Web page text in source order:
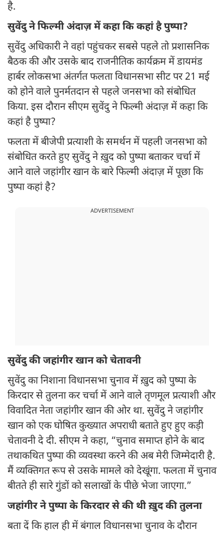
है.
सुवेंदु ने फिल्मी अंदाज़ में कहा कि कहां है पुष्पा?
सुवेंदु अधिकारी ने वहां पहुंचकर सबसे पहले तो प्रशासनिक
बैठक की और उसके बाद राजनीतिक कार्यक्रम में डायमंड
हार्बर लोकसभा अंतर्गत फलता विधानसभा सीट पर 21 मई
को होने वाले पुनर्मतदान से पहले जनसभा को संबोधित
किया. इस दौरान सीएम सुवेंदु ने फिल्मी अंदाज़ में कहा कि
कहां है पुष्पा?
फलता में बीजेपी प्रत्याशी के समर्थन में पहली जनसभा को
संबोधित करते हुए सुवेंदु ने ख़ुद को पुष्पा बताकर चर्चा में
आने वाले जहांगीर खान के बारे फिल्मी अंदाज़ में पूछा कि
पुष्पा कहां है?
ADVERTISEMENT
सुवेंदु की जहांगीर खान को चेतावनी
सुवेंदु का निशाना विधानसभा चुनाव में ख़ुद को पुष्पा के
किरदार से तुलना कर चर्चा में आने वाले तृणमूल प्रत्याशी और
विवादित नेता जहांगीर खान की ओर था. सुवेंदु ने जहांगीर
खान को एक घोषित कुख्यात अपराधी बताते हुए हुए कड़ी
चेतावनी दे दी. सीएम ने कहा, “चुनाव समाप्त होने के बाद
तथाकथित पुष्पा की व्यवस्था करने की अब मेरी जिम्मेदारी है.
मैं व्यक्तिगत रूप से उसके मामले को देखूंगा. फलता में चुनाव
बीतते ही सारे गुंडों को सलाखों के पीछे भेजा जाएगा.”
जहांगीर ने पुष्पा के किरदार से की थी ख़ुद की तुलना
बता दें कि हाल ही में बंगाल विधानसभा चुनाव के दौरान